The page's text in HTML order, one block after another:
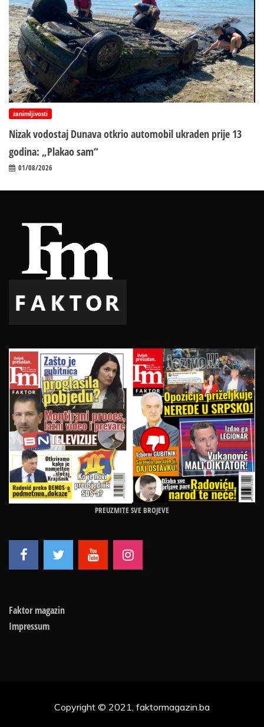
zanimljivosti
Nizak vodostaj Dunava otkrio automobil ukraden prije 13
godina: „Plakao sam“
01/08/2026
PREUZMITE SVE BROJEVE
Faktor magazin
Impressum
Copyright © 2021, faktormagazin.ba